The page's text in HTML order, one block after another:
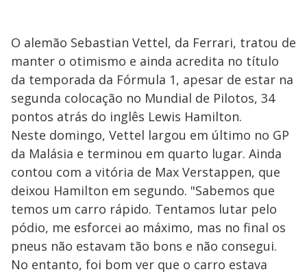
O alemão Sebastian Vettel, da Ferrari, tratou de
manter o otimismo e ainda acredita no título
da temporada da Fórmula 1, apesar de estar na
segunda colocação no Mundial de Pilotos, 34
pontos atrás do inglês Lewis Hamilton.
Neste domingo, Vettel largou em último no GP
da Malásia e terminou em quarto lugar. Ainda
contou com a vitória de Max Verstappen, que
deixou Hamilton em segundo. "Sabemos que
temos um carro rápido. Tentamos lutar pelo
pódio, me esforcei ao máximo, mas no final os
pneus não estavam tão bons e não consegui.
No entanto, foi bom ver que o carro estava